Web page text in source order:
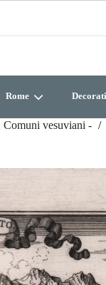
Rome
vesuviani -